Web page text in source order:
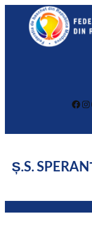
Перейти
содержимому
Facebook Instagram
Ș.S.